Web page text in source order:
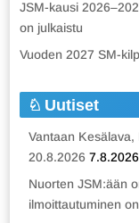
JSM-kausi
on julkaistu
Vuoden 2027 SM-
Uutiset
Vantaan Kesälava,
20.8.2026 7.8.2026
Nuorten JSM:ään
ilmoittautuminen